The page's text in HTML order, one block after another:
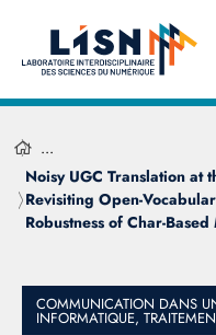
...
Noisy UGC Translation at
Revisiting Open-
Robustness of Char-
COMMUNICATION DANS
INFORMATIQUE,